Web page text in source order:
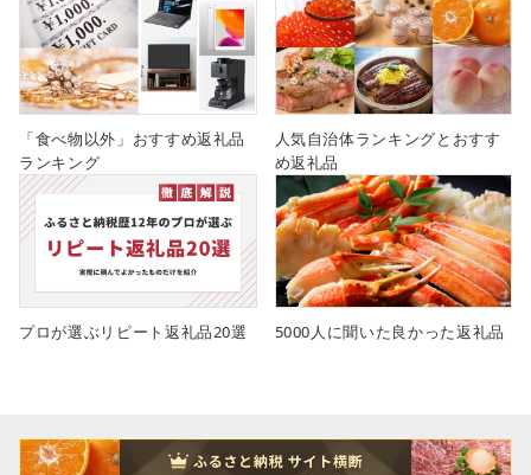
「食べ物以外」おすすめ返礼品
ランキング
人気自治体ランキングとおすす
め返礼品
プロが選ぶリピート返礼品20選 5000人に聞いた良かった返礼品